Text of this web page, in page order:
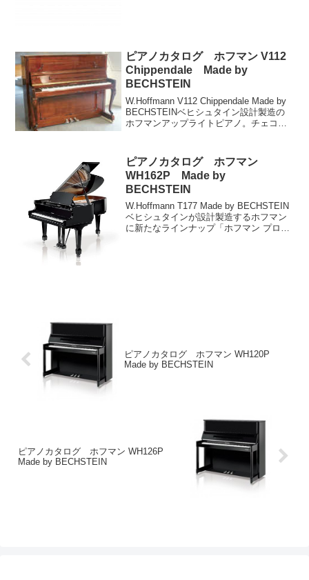
ピアノカタログ ホフマン V112
Chippendale Made by
BECHSTEIN
W.Hoffmann V112 Chippendale Made by
BECHSTEINベヒシュタイン設計製造の
ホフマンアップライトピアノ。チェコで
ヒシュタイン社の自...
ピアノカタログ ホフマン
WH162P Made by
BECHSTEIN
W.Hoffmann T177 Made by BECHSTEIN
ベヒシュタインが設計製造するホフマン
に新たなラインナップ「ホフマン プロフ
ピアノカタログ ホフマン WH120P
Made by BECHSTEIN
ピアノカタログ ホフマン WH126P
Made by BECHSTEIN